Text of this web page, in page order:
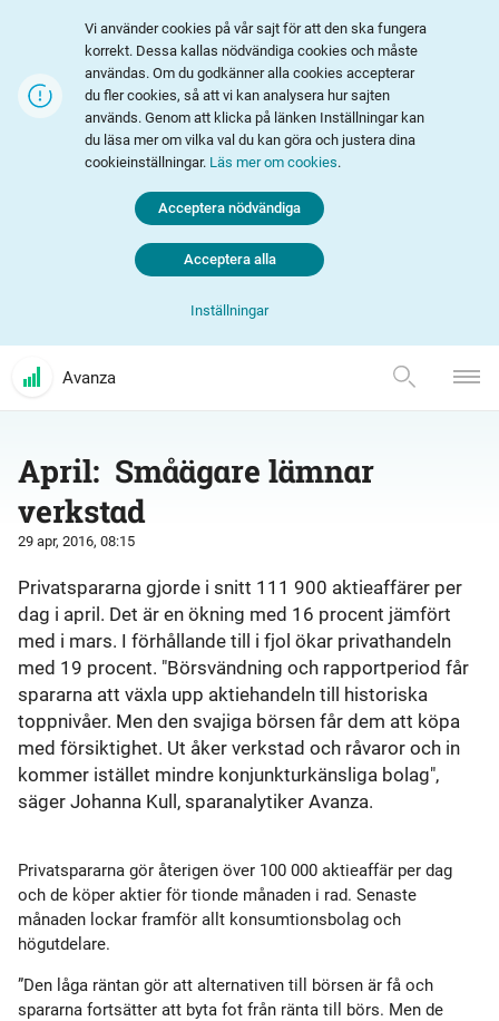
Vi använder cookies på vår sajt för att den ska fungera
korrekt. Dessa kallas nödvändiga cookies och måste
användas. Om du godkänner alla cookies accepterar
du fler cookies, så att vi kan analysera hur sajten
används. Genom att klicka på länken Inställningar kan
du läsa mer om vilka val du kan göra och justera dina
cookieinställningar. Läs mer om cookies.
Inställningar
Acceptera nödvändiga
Acceptera alla
Avanza
April: Småägare lämnar
verkstad
29 apr, 2016, 08:15
Privatspararna gjorde i snitt 111 900 aktieaffärer per
dag i april. Det är en ökning med 16 procent jämfört
med i mars. I förhållande till i fjol ökar privathandeln
med 19 procent. "Börsvändning och rapportperiod får
spararna att växla upp aktiehandeln till historiska
toppnivåer. Men den svajiga börsen får dem att köpa
med försiktighet. Ut åker verkstad och råvaror och in
kommer istället mindre konjunkturkänsliga bolag",
säger Johanna Kull, sparanalytiker Avanza.
Privatspararna gör återigen över 100 000 aktieaffär per dag
och de köper aktier för tionde månaden i rad. Senaste
månaden lockar framför allt konsumtionsbolag och
högutdelare.
”Den låga räntan gör att alternativen till börsen är få och
spararna fortsätter att byta fot från ränta till börs. Men de